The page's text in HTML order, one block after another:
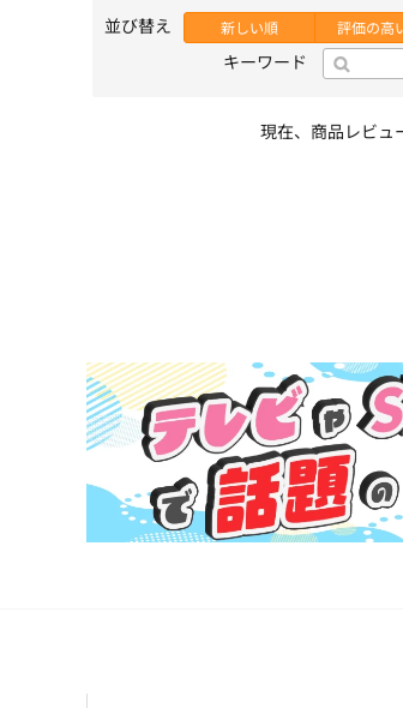
並び替え 新しい順 評価の高
キーワード
現在、商品レビュ